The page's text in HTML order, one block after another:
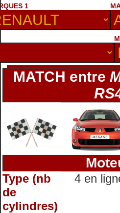
1
MATCH entre
Type (nb
de
cylindres)
4 en